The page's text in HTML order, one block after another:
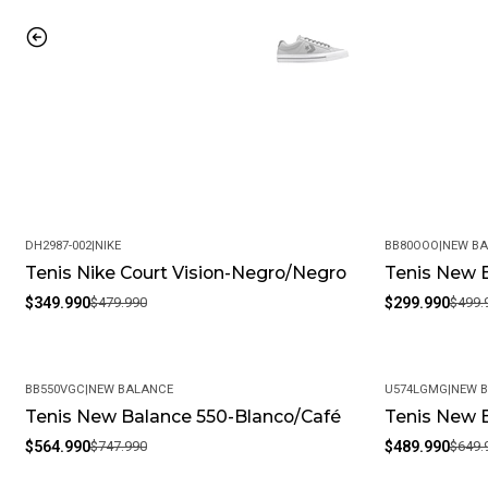
-27%
DH2987-002|NIKE
Tenis Nike Court Vision-Negro/Negro
$349.990$479.990
-40%
BB80OOO|NEW
Tenis New
$299.990
-24%
BB550VGC|NEW BALANCE
Tenis New Balance 550-Blanco/Café
$564.990$747.990
-25%
U574LGMG|NEW
Tenis New
$489.990